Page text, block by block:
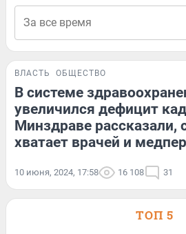
ВЛАСТЬ ОБЩЕСТВО
В системе
увеличился дефицит
Минздраве рассказали,
хватает врачей и
10 июня, 2024, 17:58 16 108 31
ТОП 5